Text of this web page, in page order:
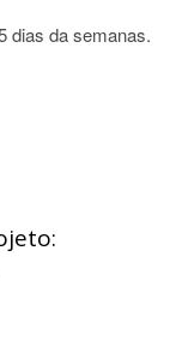
dias da semanas.